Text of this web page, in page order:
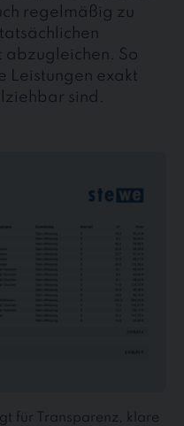
regelmäßig zu
abzugleichen. So
Leistungen exakt
sind.
für Transparenz, klare